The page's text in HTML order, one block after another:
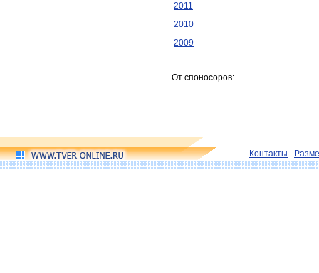
2011
2010
2009
От споносоров:
Контакты